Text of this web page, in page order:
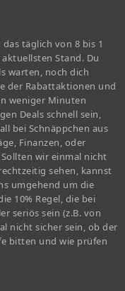
täglich von 8 bis 1
Stand. Du
warten, noch dich
der Rabattaktionen und
weniger Minuten
Deals schnell sein,
bei Schnäppchen aus
Finanzen, oder
wir einmal nicht
sehen, kannst
umgehend um die
10% Regel, die bei
seriös sein (z.B. von
nicht sicher sein, ob der
bitten und wie prüfen